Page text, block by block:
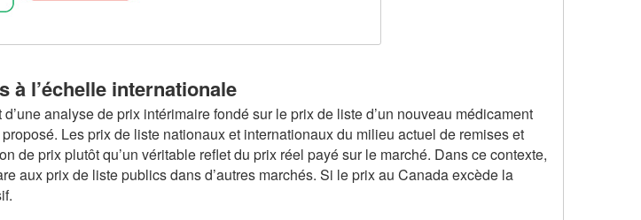
à l’échelle internationale
analyse de prix intérimaire fondé sur le prix de liste d’un nouveau médicament
Les prix de liste nationaux et internationaux du milieu actuel de remises et
de prix plutôt qu’un véritable reflet du prix réel payé sur le marché. Dans ce contexte,
aux prix de liste publics dans d’autres marchés. Si le prix au Canada excède la